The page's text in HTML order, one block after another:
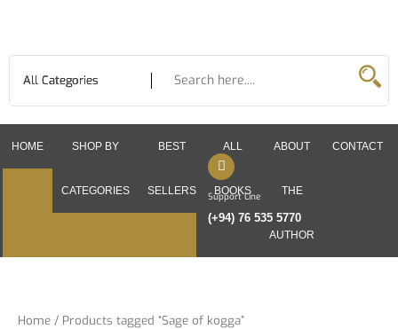
content
HOME SHOP BY
CATEGORIES
BEST
SELLERS
ALL
BOOKS
ABOUT
THE
AUTHOR
CONTACT
Support Line
(+94) 76 535 5770
Home / Products tagged “Sage of kogga”